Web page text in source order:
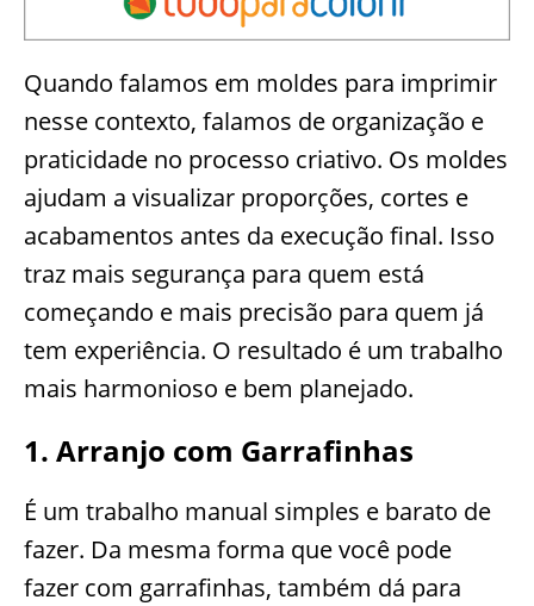
Quando falamos em moldes para imprimir
nesse contexto, falamos de organização e
praticidade no processo criativo. Os moldes
ajudam a visualizar proporções, cortes e
acabamentos antes da execução final. Isso
traz mais segurança para quem está
começando e mais precisão para quem já
tem experiência. O resultado é um trabalho
mais harmonioso e bem planejado.
1. Arranjo com Garrafinhas
É um trabalho manual simples e barato de
fazer. Da mesma forma que você pode
fazer com garrafinhas, também dá para